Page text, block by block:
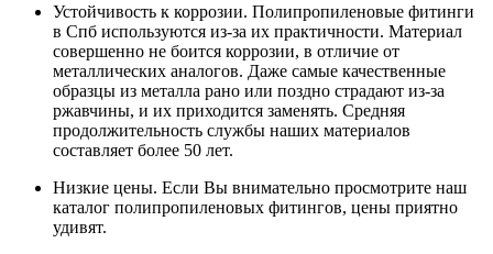
Устойчивость к коррозии. Полипропиленовые фитинги
в Спб используются из-за их практичности. Материал
совершенно не боится коррозии, в отличие от
металлических аналогов. Даже самые качественные
образцы из металла рано или поздно страдают из-за
ржавчины, и их приходится заменять. Средняя
продолжительность службы наших материалов
составляет более 50 лет.
Низкие цены. Если Вы внимательно просмотрите наш
каталог полипропиленовых фитингов, цены приятно
удивят.